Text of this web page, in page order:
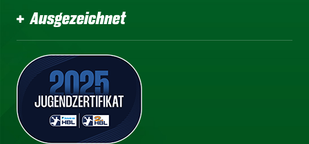
Ausgezeichnet